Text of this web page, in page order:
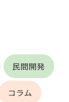
民間開発
コラム
譲渡、売買、
はできませ
用上の過誤、